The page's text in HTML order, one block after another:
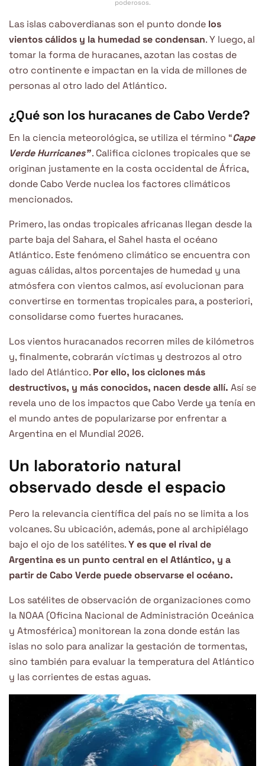
poderosos.
Las islas caboverdianas son el punto donde los
vientos cálidos y la humedad se condensan. Y luego, al
tomar la forma de huracanes, azotan las costas de
otro continente e impactan en la vida de millones de
personas al otro lado del Atlántico.
¿Qué son los huracanes de Cabo Verde?
En la ciencia meteorológica, se utiliza el término “Cape
Verde Hurricanes”. Califica ciclones tropicales que se
originan justamente en la costa occidental de África,
donde Cabo Verde nuclea los factores climáticos
mencionados.
Primero, las ondas tropicales africanas llegan desde la
parte baja del Sahara, el Sahel hasta el océano
Atlántico. Este fenómeno climático se encuentra con
aguas cálidas, altos porcentajes de humedad y una
atmósfera con vientos calmos, así evolucionan para
convertirse en tormentas tropicales para, a posteriori,
consolidarse como fuertes huracanes.
Los vientos huracanados recorren miles de kilómetros
y, finalmente, cobrarán víctimas y destrozos al otro
lado del Atlántico. Por ello, los ciclones más
destructivos, y más conocidos, nacen desde allí. Así se
revela uno de los impactos que Cabo Verde ya tenía en
el mundo antes de popularizarse por enfrentar a
Argentina en el Mundial 2026.
Un laboratorio natural
observado desde el espacio
Pero la relevancia científica del país no se limita a los
volcanes. Su ubicación, además, pone al archipiélago
bajo el ojo de los satélites.Y es que el rival de
Argentina es un punto central en el Atlántico, y a
partir de Cabo Verde puede observarse el océano.
Los satélites de observación de organizaciones como
la NOAA (Oficina Nacional de Administración Oceánica
y Atmosférica) monitorean la zona donde están las
islas no solo para analizar la gestación de tormentas,
sino también para evaluar la temperatura del Atlántico
y las corrientes de estas aguas.